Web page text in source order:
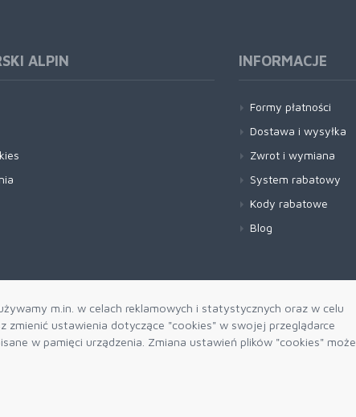
m.in. w celach reklamowych i statystycznych oraz w celu
ustawienia dotyczące "cookies" w swojej przeglądarce
w pamięci urządzenia. Zmiana ustawień plików "cookies" może
ALPIN INFORMACJE
Formy płatności
Dostawa i wysyłka
Zwrot i wymiana
System rabatowy
Kody rabatowe
Blog